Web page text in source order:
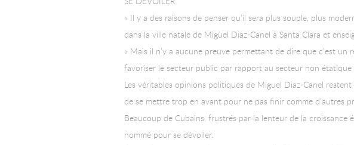
« Il y a des raisons de penser qu’il sera plus souple, plus
dans la ville natale de Miguel Diaz-Canel à Santa Clara et
« Mais il n’y a aucune preuve permettant de dire que c’est
favoriser le secteur public par rapport au secteur non étatique
Les véritables opinions politiques de Miguel Diaz-Canel
de se mettre trop en avant pour ne pas finir comme d’autres
Beaucoup de Cubains, frustrés par la lenteur de la
nommé pour se dévoiler.